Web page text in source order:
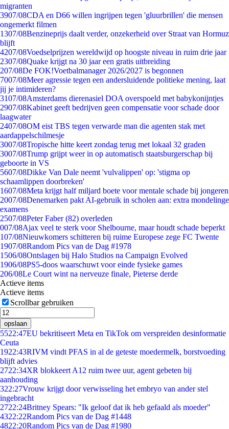
migranten
3907/08CDA en D66 willen ingrijpen tegen 'gluurbrillen' die mensen
ongemerkt filmen
1307/08Benzineprijs daalt verder, onzekerheid over Straat van Hormuz
blijft
4207/08Voedselprijzen wereldwijd op hoogste niveau in ruim drie jaar
2307/08Quake krijgt na 30 jaar een gratis uitbreiding
207/08De FOK!Voetbalmanager 2026/2027 is begonnen
7007/08Meer agressie tegen een andersluidende politieke mening, laat
jij je intimideren?
3107/08Amsterdams dierenasiel DOA overspoeld met babykonijntjes
2907/08Kabinet geeft bedrijven geen compensatie voor schade door
laagwater
2407/08OM eist TBS tegen verwarde man die agenten stak met
aardappelschilmesje
3007/08Tropische hitte keert zondag terug met lokaal 32 graden
3007/08Trump grijpt weer in op automatisch staatsburgerschap bij
geboorte in VS
5607/08Dikke Van Dale neemt 'vulvalippen' op: 'stigma op
schaamlippen doorbreken'
1607/08Meta krijgt half miljard boete voor mentale schade bij jongeren
2007/08Denemarken pakt AI-gebruik in scholen aan: extra mondelinge
examens
2507/08Peter Faber (82) overleden
007/08Ajax veel te sterk voor Shelbourne, maar houdt schade beperkt
107/08Nieuwkomers schitteren bij ruime Europese zege FC Twente
1907/08Random Pics van de Dag #1978
1506/08Ontslagen bij Halo Studios na Campaign Evolved
1906/08PS5-doos waarschuwt voor einde fysieke games
206/08Le Court wint na nerveuze finale, Pieterse derde
Actieve items
Actieve items
Scrollbar gebruiken
opslaan
5522:47EU bekritiseert Meta en TikTok om verspreiden desinformatie
Ceuta
1922:43RIVM vindt PFAS in al de geteste moedermelk, borstvoeding
blijft advies
2722:34XR blokkeert A12 ruim twee uur, agent gebeten bij
aanhouding
322:27Vrouw krijgt door verwisseling het embryo van ander stel
ingebracht
2722:24Britney Spears: "Ik geloof dat ik heb gefaald als moeder"
4322:22Random Pics van de Dag #1448
4822:20Random Pics van de Dag #1980